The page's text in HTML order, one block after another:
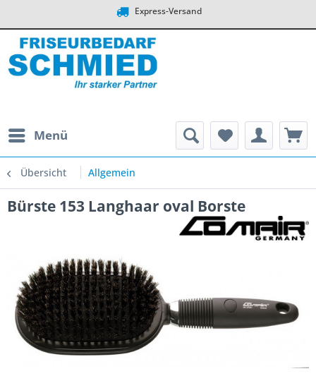
Express-Versand
Menü
Übersicht Allgemein
Bürste 153 Langhaar oval Borste